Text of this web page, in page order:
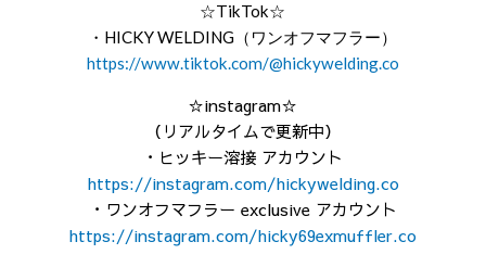
☆TikTok☆
・HICKY WELDING（ワンオフマフラー）
https://www.tiktok.com/@hickywelding.co
☆instagram☆
（リアルタイムで更新中）
・ヒッキー溶接 アカウント
https://instagram.com/hickywelding.co
・ワンオフマフラー exclusive アカウント
https://instagram.com/hicky69exmuffler.co